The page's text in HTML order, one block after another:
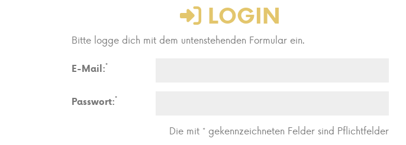
LOGIN
Bitte logge dich mit dem untenstehenden Formular ein.
E-Mail:*
Passwort:*
Die mit * gekennzeichneten Felder sind Pflichtfelder